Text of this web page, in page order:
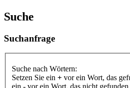
Suche
Suchanfrage
Suche nach Wörtern:
Setzen Sie ein + vor ein Wort, das
ein - vor ein Wort, das nicht